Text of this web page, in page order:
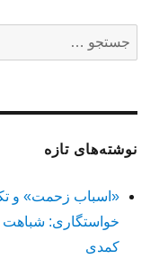
برای:
نوشته‌های تازه
«اسباب زحمت» و
کمدی